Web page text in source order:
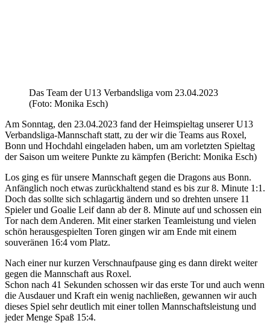
Das Team der U13 Verbandsliga vom 23.04.2023
(Foto: Monika Esch)
Am Sonntag, den 23.04.2023 fand der Heimspieltag unserer U13
Verbandsliga-Mannschaft statt, zu der wir die Teams aus Roxel,
Bonn und Hochdahl eingeladen haben, um am vorletzten Spieltag
der Saison um weitere Punkte zu kämpfen (Bericht: Monika Esch)
Los ging es für unsere Mannschaft gegen die Dragons aus Bonn.
Anfänglich noch etwas zurückhaltend stand es bis zur 8. Minute 1:1.
Doch das sollte sich schlagartig ändern und so drehten unsere 11
Spieler und Goalie Leif dann ab der 8. Minute auf und schossen ein
Tor nach dem Anderen. Mit einer starken Teamleistung und vielen
schön herausgespielten Toren gingen wir am Ende mit einem
souveränen 16:4 vom Platz.
Nach einer nur kurzen Verschnaufpause ging es dann direkt weiter
gegen die Mannschaft aus Roxel.
Schon nach 41 Sekunden schossen wir das erste Tor und auch wenn
die Ausdauer und Kraft ein wenig nachließen, gewannen wir auch
dieses Spiel sehr deutlich mit einer tollen Mannschaftsleistung und
jeder Menge Spaß 15:4.